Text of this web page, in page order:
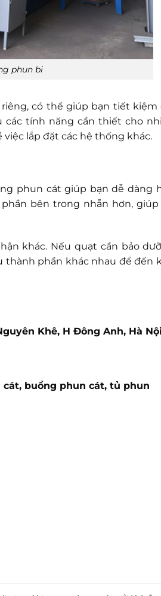
phun bi
có thể giúp bạn tiết kiệm
các tính năng cần thiết cho
lắp đặt các hệ thống khác.
phun cát giúp bạn dễ dàng
bên trong nhẵn hơn, giúp
khác. Nếu quạt cần bảo
thành phần khác nhau để đến
Khê, H Đông Anh, Hà Nội
buồng phun cát, tủ phun